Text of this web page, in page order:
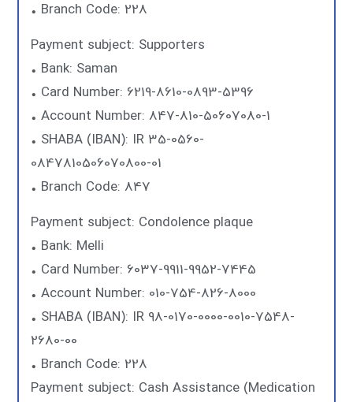
• Branch Code: 228
Payment subject: Supporters
• Bank: Saman
• Card Number: 6219-8610-0893-5396
• Account Number: 847-810-50607080-1
• SHABA (IBAN): IR 35-0560-
0847810506070800-01
• Branch Code: 847
Payment subject: Condolence plaque
• Bank: Melli
• Card Number: 6037-9911-9952-7445
• Account Number: 010-754-826-8000
• SHABA (IBAN): IR 98-0170-0000-0010-7548-
2680-00
• Branch Code: 228
Payment subject: Cash Assistance (Medication